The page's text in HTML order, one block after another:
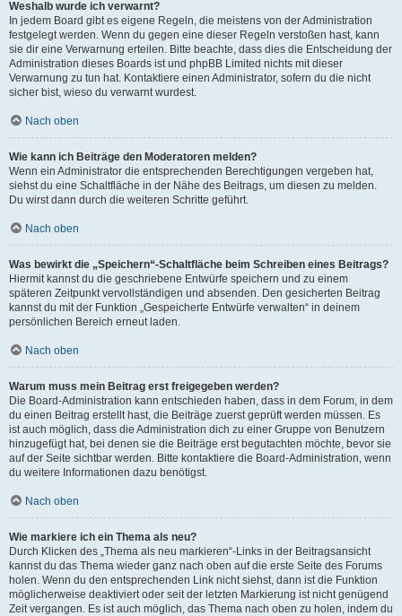
Weshalb wurde ich verwarnt?
In jedem Board gibt es eigene Regeln, die meistens von der Administration
festgelegt werden. Wenn du gegen eine dieser Regeln verstoßen hast, kann
sie dir eine Verwarnung erteilen. Bitte beachte, dass dies die Entscheidung der
Administration dieses Boards ist und phpBB Limited nichts mit dieser
Verwarnung zu tun hat. Kontaktiere einen Administrator, sofern du die nicht
sicher bist, wieso du verwarnt wurdest.
Nach oben
Wie kann ich Beiträge den Moderatoren melden?
Wenn ein Administrator die entsprechenden Berechtigungen vergeben hat,
siehst du eine Schaltfläche in der Nähe des Beitrags, um diesen zu melden.
Du wirst dann durch die weiteren Schritte geführt.
Nach oben
Was bewirkt die „Speichern“-Schaltfläche beim Schreiben eines Beitrags?
Hiermit kannst du die geschriebene Entwürfe speichern und zu einem
späteren Zeitpunkt vervollständigen und absenden. Den gesicherten Beitrag
kannst du mit der Funktion „Gespeicherte Entwürfe verwalten“ in deinem
persönlichen Bereich erneut laden.
Nach oben
Warum muss mein Beitrag erst freigegeben werden?
Die Board-Administration kann entschieden haben, dass in dem Forum, in dem
du einen Beitrag erstellt hast, die Beiträge zuerst geprüft werden müssen. Es
ist auch möglich, dass die Administration dich zu einer Gruppe von Benutzern
hinzugefügt hat, bei denen sie die Beiträge erst begutachten möchte, bevor sie
auf der Seite sichtbar werden. Bitte kontaktiere die Board-Administration, wenn
du weitere Informationen dazu benötigst.
Nach oben
Wie markiere ich ein Thema als neu?
Durch Klicken des „Thema als neu markieren“-Links in der Beitragsansicht
kannst du das Thema wieder ganz nach oben auf die erste Seite des Forums
holen. Wenn du den entsprechenden Link nicht siehst, dann ist die Funktion
möglicherweise deaktiviert oder seit der letzten Markierung ist nicht genügend
Zeit vergangen. Es ist auch möglich, das Thema nach oben zu holen, indem du